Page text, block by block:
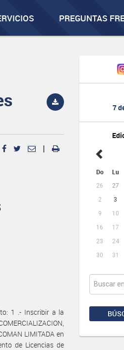
PREGUNTAS
7
Do Lu
26 27
2
3
9
10
16
17
23
24
30
31
|
1 .- Inscribir a la
LIMITADA en
de Licencias de